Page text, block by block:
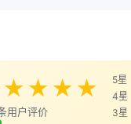
用户评价
5星
4星
3星